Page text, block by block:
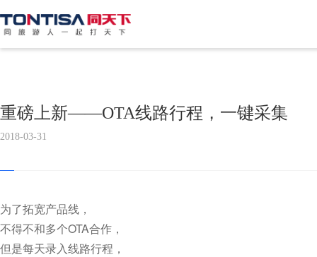
重磅上新——OTA线路行程，一键采集
2018-03-31
为了拓宽产品线，
不得不和多个OTA合作，
但是每天录入线路行程，